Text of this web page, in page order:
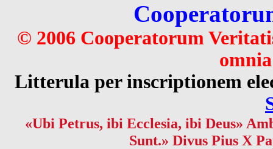
© 2006 Cooperatorum
Litterula per inscriptionem
«Ubi Petrus, ibi Ecclesia, ibi Deus»
Sunt.» Divus Pius X